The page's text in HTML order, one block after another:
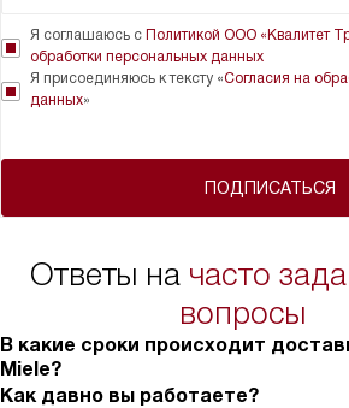
ПОДПИСАТЬСЯ
Я соглашаюсь с Политикой ООО «Квалитет
обработки персональных данных
Я присоединяюсь к тексту «Согласия на
данных»
Ответы на часто
вопросы
В какие сроки происходит
Miele?
Как давно вы работаете?